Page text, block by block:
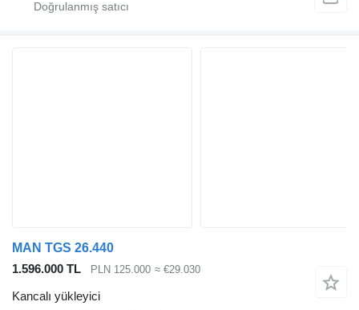
MAN TGS 26.440
1.596.000 TL
PLN 125.000 ≈ €29.030
Kancalı yükleyici